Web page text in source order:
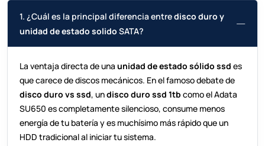
1. ¿Cuál es la principal diferencia entredisco duro y
unidad de estado solido SATA?
La ventaja directa de una unidad de estado sólido ssd es
que carece de discos mecánicos. En el famoso debate de
disco duro vs ssd, undisco duro ssd 1tb como el Adata
SU650 es completamente silencioso, consume menos
energía de tu batería y es muchísimo más rápido que un
HDD tradicional al iniciar tu sistema.